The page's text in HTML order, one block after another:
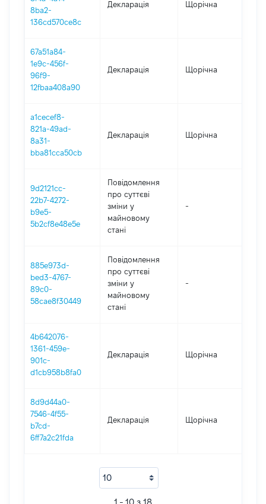
8ba2-
136cd570ce8c
Декларація Щорічна
67a51a84-
1e9c-456f-
96f9-
12fbaa408a90
Декларація Щорічна
a1cecef8-
821a-49ad-
8a31-
bba81cca50cb
Декларація Щорічна
9d2121cc-
22b7-4272-
b9e5-
5b2cf8e48e5e
Повідомлення
про суттєві
зміни y
майновому
стані
-
885e973d-
bed3-4767-
89c0-
58cae8f30449
Повідомлення
про суттєві
зміни y
майновому
стані
-
4b642076-
1361-459e-
901c-
d1cb958b8fa0
Декларація Щорічна
8d9d44a0-
7546-4f55-
b7cd-
6ff7a2c21fda
Декларація Щорічна
1 - 10 з 18